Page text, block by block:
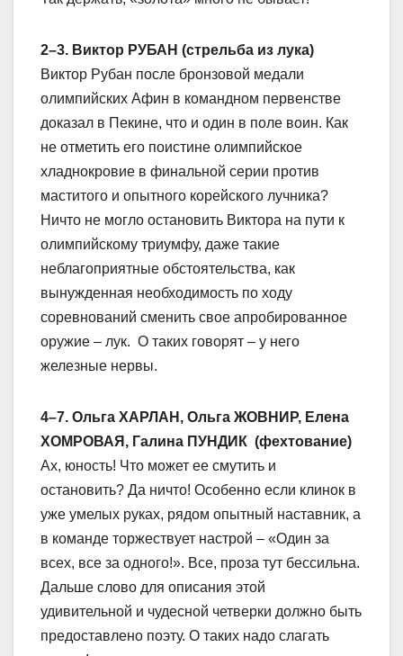
2–3. Виктор РУБАН (стрельба из лука)
Виктор Рубан после бронзовой медали
олимпийских Афин в командном первенстве
доказал в Пекине, что и один в поле воин. Как
не отметить его поистине олимпийское
хладнокровие в финальной серии против
маститого и опытного корейского лучника?
Ничто не могло остановить Виктора на пути к
олимпийскому триумфу, даже такие
неблагоприятные обстоятельства, как
вынужденная необходимость по ходу
соревнований сменить свое апробированное
оружие – лук. О таких говорят – у него
железные нервы.
4–7. Ольга ХАРЛАН, Ольга ЖОВНИР, Елена
ХОМРОВАЯ, Галина ПУНДИК (фехтование)
Ах, юность! Что может ее смутить и
остановить? Да ничто! Особенно если клинок в
уже умелых руках, рядом опытный наставник, а
в команде торжествует настрой – «Один за
всех, все за одного!». Все, проза тут бессильна.
Дальше слово для описания этой
удивительной и чудесной четверки должно быть
предоставлено поэту. О таких надо слагать